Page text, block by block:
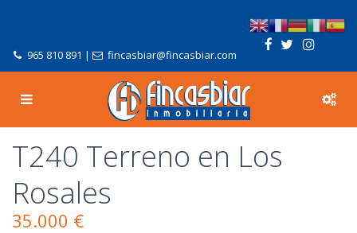
965 810 891 | fincasbiar@fincasbiar.com
T240 Terreno en Los
Rosales
35.000 €